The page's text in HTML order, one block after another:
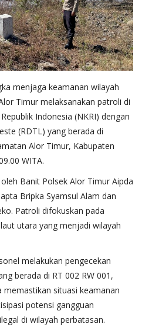
menjaga keamanan wilayah
Timur melaksanakan patroli di
Indonesia (NKRI) dengan
(RDTL) yang berada di
Alor Timur, Kabupaten
WITA.
Banit Polsek Alor Timur Aipda
Bripka Syamsul Alam dan
Patroli difokuskan pada
utara yang menjadi wilayah
melakukan pengecekan
berada di RT 002 RW 001,
memastikan situasi keamanan
potensi gangguan
di wilayah perbatasan.